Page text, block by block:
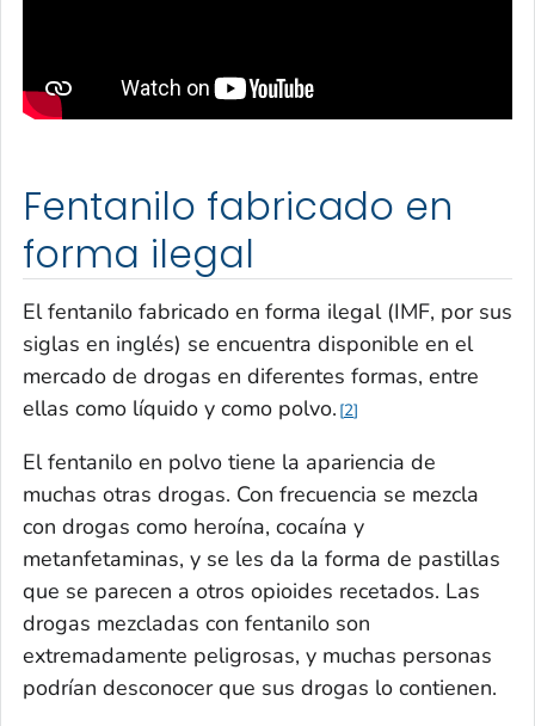
Fentanilo fabricado en
forma ilegal
El fentanilo fabricado en forma ilegal (IMF, por sus
siglas en inglés) se encuentra disponible en el
mercado de drogas en diferentes formas, entre
ellas como líquido y como polvo. 2
El fentanilo en polvo tiene la apariencia de
muchas otras drogas. Con frecuencia se mezcla
con drogas como heroína, cocaína y
metanfetaminas, y se les da la forma de pastillas
que se parecen a otros opioides recetados. Las
drogas mezcladas con fentanilo son
extremadamente peligrosas, y muchas personas
podrían desconocer que sus drogas lo contienen.